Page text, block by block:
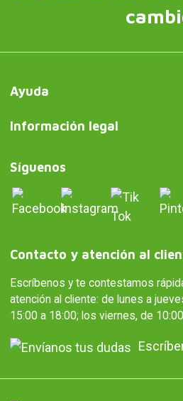
Ayuda
Información legal
Síguenos
Contacto y atención al
Escríbenos y te contestamos
atención al cliente: de lunes a
15:00 a 18:00; los viernes, de